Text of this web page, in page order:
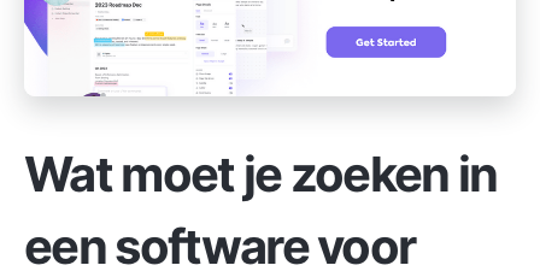
Wat moet je zoeken in
een software voor